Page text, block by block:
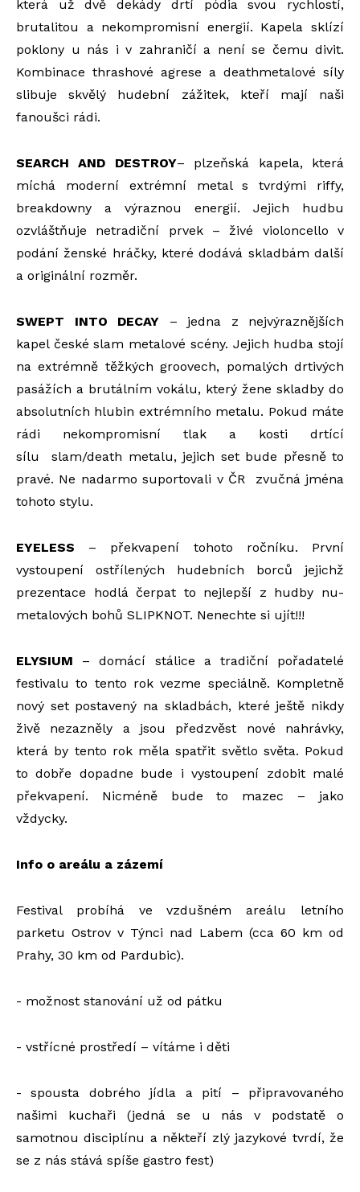
která už dvě dekády drtí pódia svou rychlostí,
brutalitou a nekompromisní energií. Kapela sklízí
poklony u nás i v zahraničí a není se čemu divit.
Kombinace thrashové agrese a deathmetalové síly
slibuje skvělý hudební zážitek, kteří mají naši
fanoušci rádi.
SEARCH AND DESTROY– plzeňská kapela, která
míchá moderní extrémní metal s tvrdými riffy,
breakdowny a výraznou energií. Jejich hudbu
ozvláštňuje netradiční prvek – živé violoncello v
podání ženské hráčky, které dodává skladbám další
a originální rozměr.
SWEPT INTO DECAY – jedna z nejvýraznějších
kapel české slam metalové scény. Jejich hudba stojí
na extrémně těžkých groovech, pomalých drtivých
pasážích a brutálním vokálu, který žene skladby do
absolutních hlubin extrémního metalu. Pokud máte
rádi nekompromisní tlak a kosti drtící
sílu slam/death metalu, jejich set bude přesně to
pravé. Ne nadarmo suportovali v ČR zvučná jména
tohoto stylu.
EYELESS – překvapení tohoto ročníku. První
vystoupení ostřílených hudebních borců jejichž
prezentace hodlá čerpat to nejlepší z hudby nu-
metalových bohů SLIPKNOT. Nenechte si ujít!!!
ELYSIUM – domácí stálice a tradiční pořadatelé
festivalu to tento rok vezme speciálně. Kompletně
nový set postavený na skladbách, které ještě nikdy
živě nezazněly a jsou předzvěst nové nahrávky,
která by tento rok měla spatřit světlo světa. Pokud
to dobře dopadne bude i vystoupení zdobit malé
překvapení. Nicméně bude to mazec – jako
vždycky.
Info o areálu a zázemí
Festival probíhá ve vzdušném areálu letního
parketu Ostrov v Týnci nad Labem (cca 60 km od
Prahy, 30 km od Pardubic).
- možnost stanování už od pátku
- vstřícné prostředí – vítáme i děti
- spousta dobrého jídla a pití – připravovaného
našimi kuchaři (jedná se u nás v podstatě o
samotnou disciplínu a někteří zlý jazykové tvrdí, že
se z nás stává spíše gastro fest)